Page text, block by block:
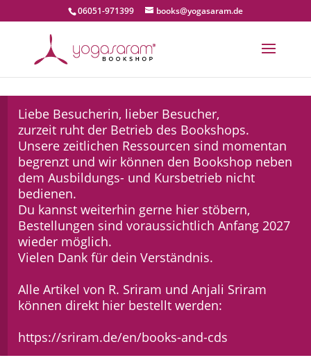
06051-971399 books@yogasaram.de
Liebe Besucherin, lieber Besucher,
zurzeit ruht der Betrieb des Bookshops.
Unsere zeitlichen Ressourcen sind momentan
begrenzt und wir können den Bookshop neben
dem Ausbildungs- und Kursbetrieb nicht
bedienen.
Du kannst weiterhin gerne hier stöbern,
Bestellungen sind voraussichtlich Anfang 2027
wieder möglich.
Vielen Dank für dein Verständnis.
Alle Artikel von R. Sriram und Anjali Sriram
können direkt hier bestellt werden:
https://sriram.de/en/books-and-cds